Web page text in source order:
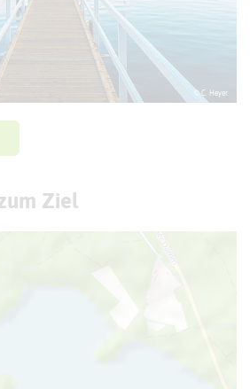
© C. Heyer
Ziel